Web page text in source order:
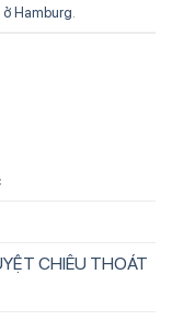
Hamburg
CHIÊU THOÁT